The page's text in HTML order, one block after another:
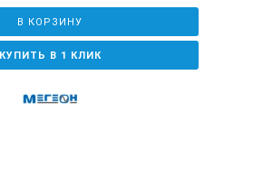
В КОРЗИНУ
КУПИТЬ В 1 КЛИК